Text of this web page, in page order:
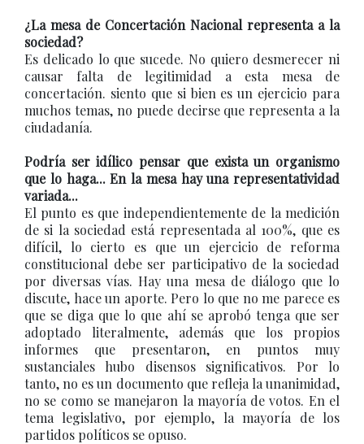
¿La mesa de Concertación Nacional representa a la
sociedad?
Es delicado lo que sucede. No quiero desmerecer ni
causar falta de legitimidad a esta mesa de
concertación. siento que si bien es un ejercicio para
muchos temas, no puede decirse que representa a la
ciudadanía.
Podría ser idílico pensar que exista un organismo
que lo haga... En la mesa hay una representatividad
variada...
El punto es que independientemente de la medición
de si la sociedad está representada al 100%, que es
difícil, lo cierto es que un ejercicio de reforma
constitucional debe ser participativo de la sociedad
por diversas vías. Hay una mesa de diálogo que lo
discute, hace un aporte. Pero lo que no me parece es
que se diga que lo que ahí se aprobó tenga que ser
adoptado literalmente, además que los propios
informes que presentaron, en puntos muy
sustanciales hubo disensos significativos. Por lo
tanto, no es un documento que refleja la unanimidad,
no se como se manejaron la mayoría de votos. En el
tema legislativo, por ejemplo, la mayoría de los
partidos políticos se opuso.